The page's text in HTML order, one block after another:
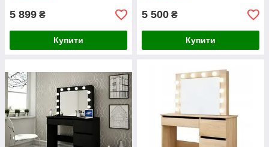
5 899 ₴
Купити
5 500 ₴
Купити